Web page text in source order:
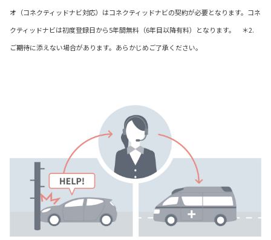
オ（コネクティッドナビ対応）はコネクティッドナビの契約が必要となります。コネ
クティッドナビは初度登録日から5年間無料（6年目以降有料）となります。 ＊2.
ご期待に添えない場合があります。あらかじめご了承ください。